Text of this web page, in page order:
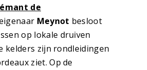
de
Meynot besloot
op lokale druiven
kelders zijn rondleidingen
ziet. Op de